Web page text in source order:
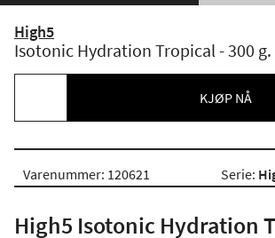
High5
Isotonic Hydration Tropical - 300 g.
KJØP NÅ
Varenummer: 120621 Serie:
High5 Isotonic Hydration